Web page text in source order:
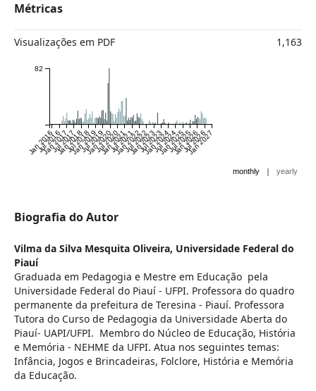
Métricas
Visualizações em PDF 1,163
Jan 2016
Jul 2016
Jan 2017
Jul 2017
Jan 2018
Jul 2018
Jan 2019
Jul 2019
Jan 2020
Jul 2020
Jan 2021
Jul 2021
Jan 2022
Jul 2022
Jan 2023
Jul 2023
Jan 2024
Jul 2024
Jan 2025
Jul 2025
Jan 2026
Jul 2026
Jan 2027
82
monthly | yearly
Biografia do Autor
Vilma da Silva Mesquita Oliveira, Universidade Federal do
Piauí
Graduada em Pedagogia e Mestre em Educação pela
Universidade Federal do Piauí - UFPI. Professora do quadro
permanente da prefeitura de Teresina - Piauí. Professora
Tutora do Curso de Pedagogia da Universidade Aberta do
Piauí- UAPI/UFPI. Membro do Núcleo de Educação, História
e Memória - NEHME da UFPI. Atua nos seguintes temas:
Infância, Jogos e Brincadeiras, Folclore, História e Memória
da Educação.